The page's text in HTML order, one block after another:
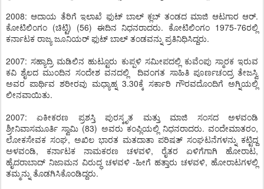
2008: ಆದಾಯ ತೆರಿಗೆ ಇಲಾಖೆ ಫುಟ್ ಬಾಲ್ ಕ್ಲಬ್ ತಂಡದ ಮಾಜಿ ಆಟಗಾರ ಆರ್.
ಕೋಟಿಲಿಂಗಂ (ಚಿಟ್ಟಿ) (56) ಈದಿನ ನಿಧನರಾದರು. ಕೋಟಿಲಿಂಗಂ 1975-76ರಲ್ಲಿ
ಕರ್ನಾಟಕ ರಾಜ್ಯ ಜೂನಿಯರ್ ಫುಟ್ ಬಾಲ್ ತಂಡವನ್ನು ಪ್ರತಿನಿಧಿಸಿದ್ದರು.
2007: ಸಹ್ಯಾದ್ರಿ ಮಡಿಲಿನ ಹುಟ್ಟೂರು ಕುಪ್ಪಳಿ ಸಮೀಪದಲ್ಲಿ ಕುವೆಂಪು ಸ್ಮಾರಕ ಇರುವ
ಕವಿ ಶೈಲದ ಮುಂದಿನ ಸಂದೇಶ ವನದಲ್ಲಿ ದಿವಂಗತ ಸಾಹಿತಿ ಪೂರ್ಣಚಂದ್ರ ತೇಜಸ್ವಿ
ಅವರ ಪಾರ್ಥಿವ ಶರೀರವು ಮಧ್ಯಾಹ್ನ 3.30ಕ್ಕೆ ಸರ್ಕಾರಿ ಗೌರವದೊಂದಿಗೆ ಅಗ್ನಿಯಲ್ಲಿ
ಲೀನವಾಯಿತು.
2007: ಏಕೀಕರಣ ಪ್ರಶಸ್ತಿ ಪುರಸ್ಕೃತ ಮತ್ತು ಮಾಜಿ ಸಂಸದ ಅಳವಂಡಿ
ಶ್ರೀನಿವಾಸಮೂರ್ತಿ ಸ್ವಾಮಿ (83) ಅವರು ಕಂಪ್ಲಿಯಲ್ಲಿ ನಿಧನರಾದರು. ವಂದೇಮಾತರಂ,
ಲೋಕಸೇವಕ ಸಂಘ, ಅಖಿಲ ಭಾರತ ಮತದಾತಾ ಪರಿಷತ್ ಸಂಘಟನೆಗಳನ್ನು ಕಟ್ಟಿದ್ದ
ಅಳವಂಡಿ, ಕರ್ನಾಟಕ ನಾಮಕರಣ ಚಳವಳಿ, ರೈತರ ಏಳಿಗೆಗಾಗಿ ಹೋರಾಟ,
ಹೈದರಾಬಾದ್ ನಿಜಾಮನ ವಿರುದ್ಧ ಚಳವಳಿ -ಹೀಗೆ ಹತ್ತಾರು ಚಳವಳಿ, ಹೋರಾಟಗಳಲ್ಲಿ
ತಮ್ಮನ್ನು ತೊಡಗಿಸಿಕೊಂಡಿದ್ದರು.